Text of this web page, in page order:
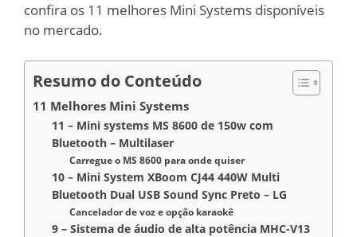
confira os 11 melhores Mini Systems disponíveis
no mercado.
Resumo do Conteúdo
11 Melhores Mini Systems
11 – Mini systems MS 8600 de 150w com
Bluetooth – Multilaser
Carregue o MS 8600 para onde quiser
10 – Mini System XBoom CJ44 440W Multi
Bluetooth Dual USB Sound Sync Preto – LG
Cancelador de voz e opção karaokê
9 – Sistema de áudio de alta potência MHC-V13